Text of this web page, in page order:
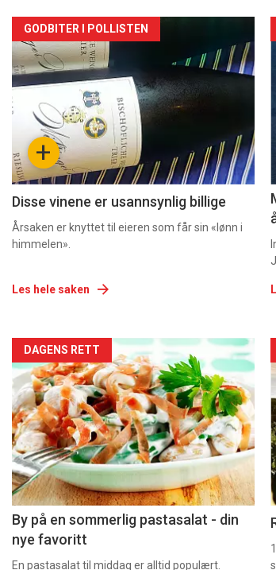
Forsiden
akkurat
nå
2 +
GODBITER I POLLISTEN
Disse vinene er usannsynlig billige
Årsaken er knyttet til eieren som får sin «lønn i
himmelen».
Les hele saken
Forsiden
akkurat
nå
-
5
DAGENS RETT
By på en sommerlig pastasalat - din
nye favoritt
En pastasalat til middag er alltid populært.